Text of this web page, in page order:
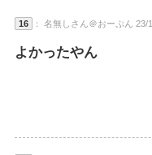
16 ： 名無しさん＠おーぷん
よかったやん